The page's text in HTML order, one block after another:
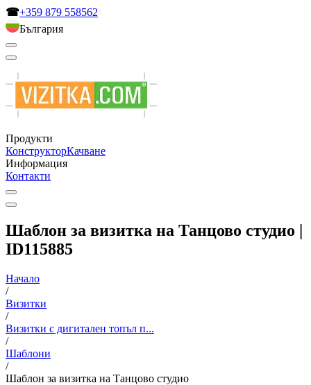
☎+359 879 558562
България
Продукти
КонструкторКачване
Информация
Контакти
Шаблон за визитка на Танцово студио |
ID115885
Начало
/
Визитки
/
Визитки с дигитален топъл п...
/
Шаблони
/
Шаблон за визитка на Танцово студио